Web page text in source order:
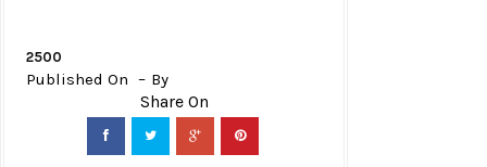
2500
Published On By